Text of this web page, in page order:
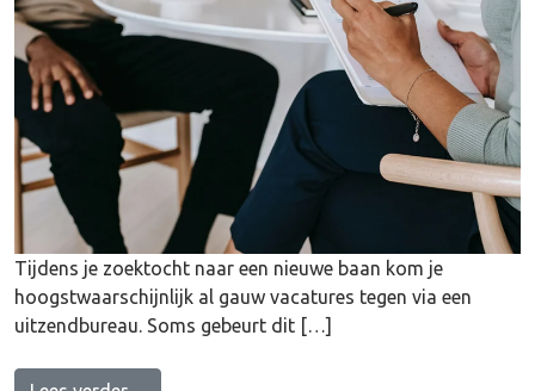
Tijdens je zoektocht naar een nieuwe baan kom je
hoogstwaarschijnlijk al gauw vacatures tegen via een
uitzendbureau. Soms gebeurt dit […]